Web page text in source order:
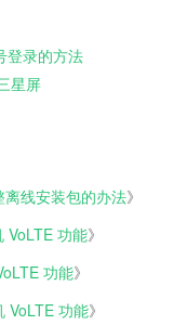
登录的方法
星屏
线安装包的办法》
VoLTE 功能》
功能》
VoLTE 功能》